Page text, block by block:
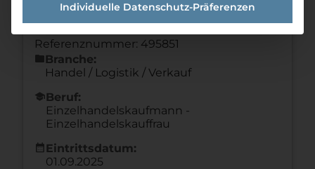
Details zur Lehrstelle
Referenznummer: 495851
folderBranche:
Handel / Logistik / Verkauf
schoolBeruf:
Einzelhandelskaufmann -
Einzelhandelskauffrau
calendar_month Eintrittsdatum:
01.09.2025
Individuelle Datenschutz-Präferenzen